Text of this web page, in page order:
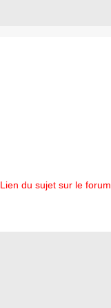
Lien du sujet sur le forum